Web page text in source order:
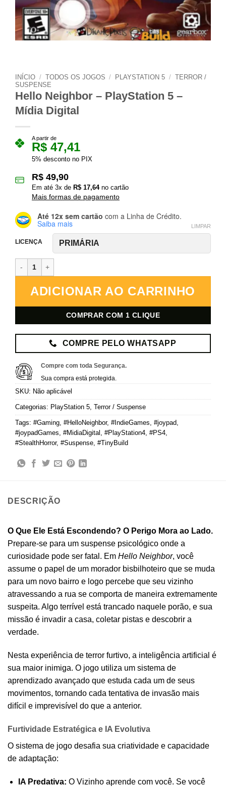
INÍCIO / TODOS OS JOGOS / PLAYSTATION 5 / TERROR /
SUSPENSE
Hello Neighbor – PlayStation 5 –
Mídia Digital
A partir de
R$ 47,41
5% desconto no PIX
R$ 49,90
Em até 3x de R$ 17,64no cartão
Mais formas de pagamento
Até 12x sem cartão com a Linha de Crédito.
Saiba mais
LICENÇA
LIMPAR
ADICIONAR AO CARRINHO
COMPRAR COM 1 CLIQUE
COMPRE PELO WHATSAPP
Compre com toda Segurança.
Sua compra está protegida.
SKU: Não aplicável
Categorias: PlayStation 5 Terror / Suspense
Tags: #Gaming #HelloNeighbor, #IndieGames #joypad
#joypadGames #MidiaDigital #PlayStation4 #PS4
#StealthHorror, #Suspense #TinyBuild
DESCRIÇÃO
O Que Ele Está Escondendo? O Perigo Mora ao Lado.
Prepare-se para um suspense psicológico onde a
curiosidade pode ser fatal. Em Hello Neighbor, você
assume o papel de um morador bisbilhoteiro que se muda
para um novo bairro e logo percebe que seu vizinho
atravessando a rua se comporta de maneira extremamente
suspeita. Algo terrível está trancado naquele porão, e sua
missão é invadir a casa, coletar pistas e descobrir a
verdade.
Nesta experiência de terror furtivo, a inteligência artificial é
sua maior inimiga. O jogo utiliza um sistema de
aprendizado avançado que estuda cada um de seus
movimentos, tornando cada tentativa de invasão mais
difícil e imprevisível do que a anterior.
Furtividade Estratégica e IA Evolutiva
O sistema de jogo desafia sua criatividade e capacidade
de adaptação:
IA Predativa: O Vizinho aprende com você. Se você